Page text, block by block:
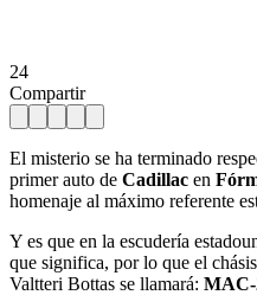
24
Compartir
El misterio se ha terminado
primer auto de Cadillac en
homenaje al máximo referente
Y es que en la escudería
que significa, por lo que el
Valtteri Bottas se llamará: MAC-